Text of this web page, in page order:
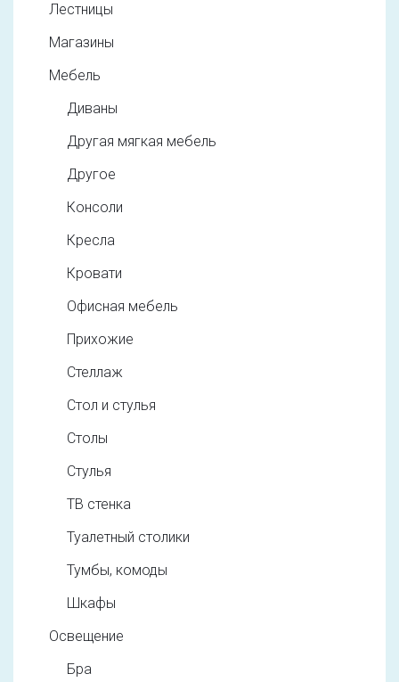
Лестницы
Магазины
Мебель
Диваны
Другая мягкая мебель
Другое
Консоли
Кресла
Кровати
Офисная мебель
Прихожие
Стеллаж
Стол и стулья
Столы
Стулья
ТВ стенка
Туалетный столики
Тумбы, комоды
Шкафы
Освещение
Бра